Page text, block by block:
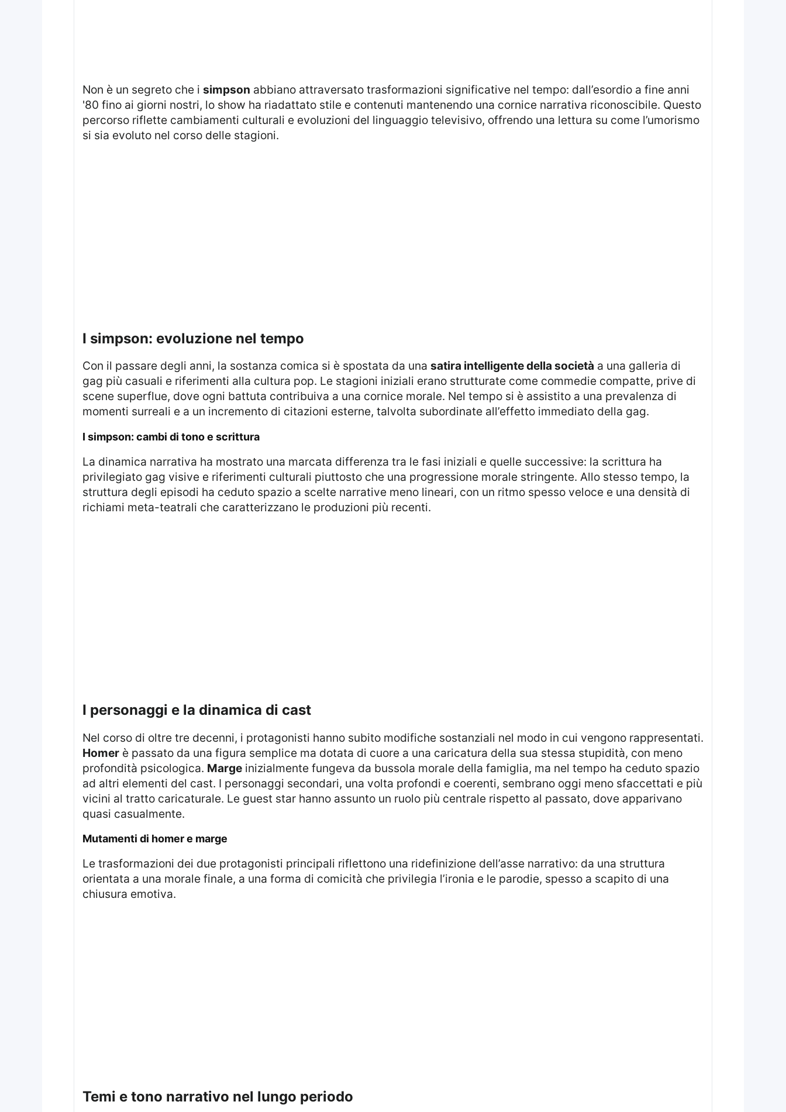
Non è un segreto che i simpson abbiano attraversato trasformazioni significative nel tempo: dall’esordio a fine anni
'80 fino ai giorni nostri, lo show ha riadattato stile e contenuti mantenendo una cornice narrativa riconoscibile. Questo
percorso riflette cambiamenti culturali e evoluzioni del linguaggio televisivo, offrendo una lettura su come l’umorismo
si sia evoluto nel corso delle stagioni.
i simpson: evoluzione nel tempo
Con il passare degli anni, la sostanza comica si è spostata da una satira intelligente della società a una galleria di
gag più casuali e riferimenti alla cultura pop. Le stagioni iniziali erano strutturate come commedie compatte, prive di
scene superflue, dove ogni battuta contribuiva a una cornice morale. Nel tempo si è assistito a una prevalenza di
momenti surreali e a un incremento di citazioni esterne, talvolta subordinate all’effetto immediato della gag.
i simpson: cambi di tono e scrittura
La dinamica narrativa ha mostrato una marcata differenza tra le fasi iniziali e quelle successive: la scrittura ha
privilegiato gag visive e riferimenti culturali piuttosto che una progressione morale stringente. Allo stesso tempo, la
struttura degli episodi ha ceduto spazio a scelte narrative meno lineari, con un ritmo spesso veloce e una densità di
richiami meta-teatrali che caratterizzano le produzioni più recenti.
i personaggi e la dinamica di cast
Nel corso di oltre tre decenni, i protagonisti hanno subito modifiche sostanziali nel modo in cui vengono rappresentati.
Homerè passato da una figura semplice ma dotata di cuore a una caricatura della sua stessa stupidità, con meno
profondità psicologica. Margeinizialmente fungeva da bussola morale della famiglia, ma nel tempo ha ceduto spazio
ad altri elementi del cast. I personaggi secondari, una volta profondi e coerenti, sembrano oggi meno sfaccettati e più
vicini al tratto caricaturale. Le guest star hanno assunto un ruolo più centrale rispetto al passato, dove apparivano
quasi casualmente.
mutamenti di homer e marge
Le trasformazioni dei due protagonisti principali riflettono una ridefinizione dell’asse narrativo: da una struttura
orientata a una morale finale, a una forma di comicità che privilegia l’ironia e le parodie, spesso a scapito di una
chiusura emotiva.
temi e tono narrativo nel lungo periodo